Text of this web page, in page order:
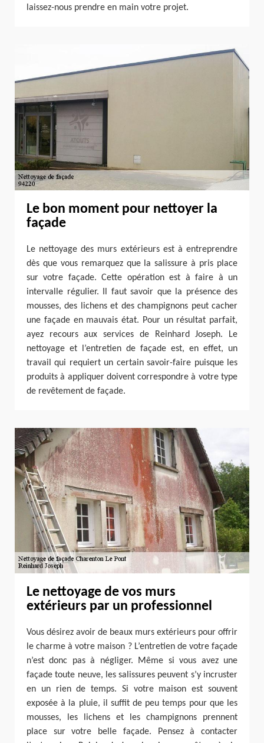
laissez-nous prendre en main votre projet.
Le bon moment pour nettoyer la
façade
Le nettoyage des murs extérieurs est à entreprendre
dès que vous remarquez que la salissure à pris place
sur votre façade. Cette opération est à faire à un
intervalle régulier. Il faut savoir que la présence des
mousses, des lichens et des champignons peut cacher
une façade en mauvais état. Pour un résultat parfait,
ayez recours aux services de Reinhard Joseph. Le
nettoyage et l’entretien de façade est, en effet, un
travail qui requiert un certain savoir-faire puisque les
produits à appliquer doivent correspondre à votre type
de revêtement de façade.
Le nettoyage de vos murs
extérieurs par un professionnel
Vous désirez avoir de beaux murs extérieurs pour offrir
le charme à votre maison ? L’entretien de votre façade
n’est donc pas à négliger. Même si vous avez une
façade toute neuve, les salissures peuvent s’y incruster
en un rien de temps. Si votre maison est souvent
exposée à la pluie, il suffit de peu temps pour que les
mousses, les lichens et les champignons prennent
place sur votre belle façade. Pensez à contacter